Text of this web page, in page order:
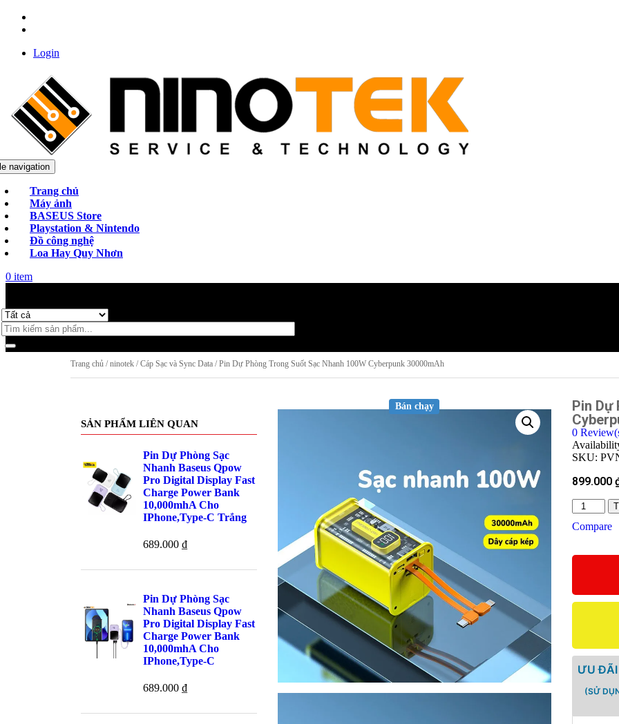
Login
navigation
Trang chủ
Máy ảnh
BASEUS Store
Playstation & Nintendo
Đồ công nghệ
Loa Hay Quy Nhơn
0 item
Trang chủ /ninotek /Cáp Sạc và Sync Data / Pin Dự Phòng Trong Suốt Sạc Nhanh 100W Cyberpunk 30000mAh
SẢN PHẨM LIÊN QUAN
Pin Dự Phòng Sạc
Nhanh Baseus Qpow
Pro Digital Display Fast
Charge Power Bank
10,000mhA Cho
IPhone,Type-C Trắng
689.000 ₫
Pin Dự Phòng Sạc
Nhanh Baseus Qpow
Pro Digital Display Fast
Charge Power Bank
10,000mhA Cho
IPhone,Type-C
689.000 ₫
Bán chạy
Pin Dự
0
SKU:
899.000
Compare
ƯU ĐÃI
(SỬ